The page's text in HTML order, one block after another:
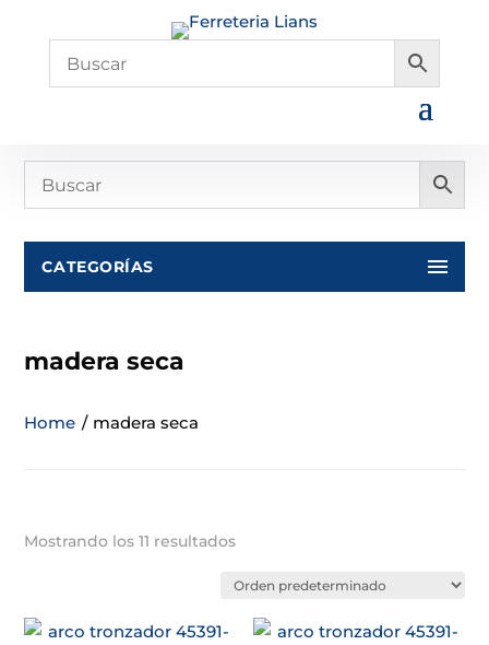
CATEGORÍAS
madera seca
Home / madera seca
Mostrando los 11 resultados